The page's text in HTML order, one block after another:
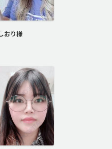
おり様